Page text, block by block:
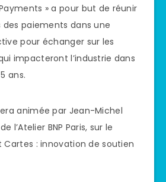
» a pour but de réunir
des paiements dans une
pour échanger sur les
impacteront l’industrie dans
ans.
animée par Jean-Michel
l’Atelier BNP Paris, sur le
Cartes : innovation de soutien